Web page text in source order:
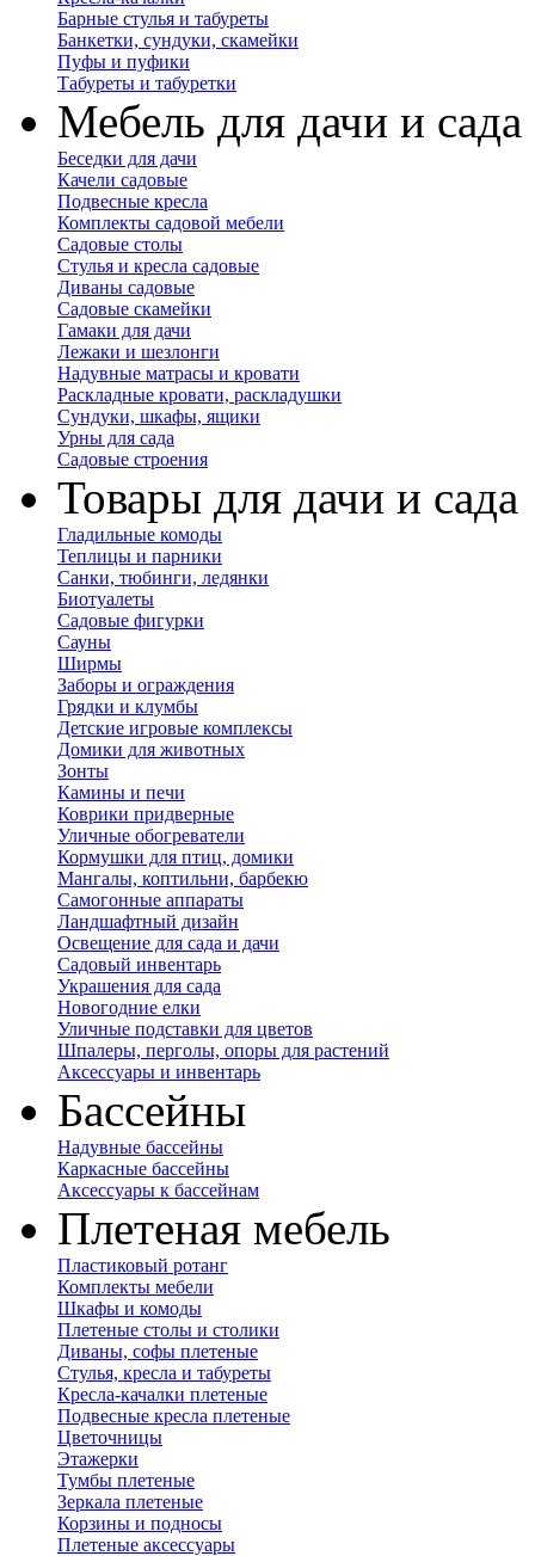
Барные стулья и табуреты
Банкетки, сундуки, скамейки
Пуфы и пуфики
Табуреты и табуретки
Мебель для дачи и сада
Беседки для дачи
Качели садовые
Подвесные кресла
Комплекты садовой мебели
Садовые столы
Стулья и кресла садовые
Диваны садовые
Садовые скамейки
Гамаки для дачи
Лежаки и шезлонги
Надувные матрасы и кровати
Раскладные кровати, раскладушки
Сундуки, шкафы, ящики
Урны для сада
Садовые строения
Товары для дачи и сада
Гладильные комоды
Теплицы и парники
Санки, тюбинги, ледянки
Биотуалеты
Садовые фигурки
Сауны
Ширмы
Заборы и ограждения
Грядки и клумбы
Детские игровые комплексы
Домики для животных
Зонты
Камины и печи
Коврики придверные
Уличные обогреватели
Кормушки для птиц, домики
Мангалы, коптильни, барбекю
Самогонные аппараты
Ландшафтный дизайн
Освещение для сада и дачи
Садовый инвентарь
Украшения для сада
Новогодние елки
Уличные подставки для цветов
Шпалеры, перголы, опоры для растений
Аксессуары и инвентарь
Бассейны
Надувные бассейны
Каркасные бассейны
Аксессуары к бассейнам
Плетеная мебель
Пластиковый ротанг
Комплекты мебели
Шкафы и комоды
Плетеные столы и столики
Диваны, софы плетеные
Стулья, кресла и табуреты
Кресла-качалки плетеные
Подвесные кресла плетеные
Цветочницы
Этажерки
Тумбы плетеные
Зеркала плетеные
Корзины и подносы
Плетеные аксессуары